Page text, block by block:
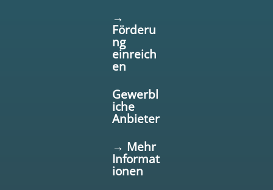
→
Förderu
ng
einreich
en
Gewerbl
iche
Anbieter
→ Mehr
Informat
ionen